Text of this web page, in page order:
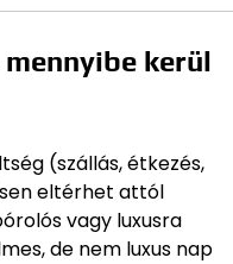
kerül
(szállás, étkezés,
eltérhet attól
vagy luxusra
de nem luxus nap